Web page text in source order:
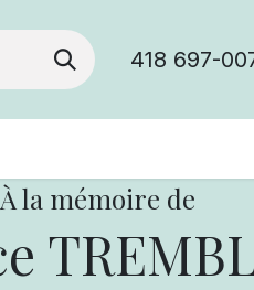
418 697-
À la mémoire de